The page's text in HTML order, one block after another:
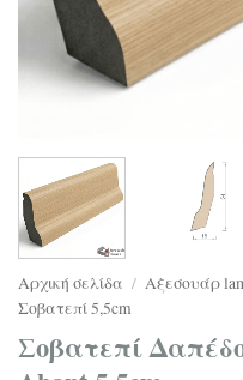
Αρχική σελίδα / Αξεσουάρ
Σοβατεπί 5,5cm
Σοβατεπί